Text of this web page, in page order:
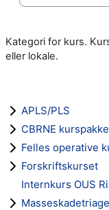
Kategori for kurs.
eller lokale.
APLS/PLS
CBRNE
Felles operative
Forskriftskurset
Internkurs OUS
Masseskadetriage